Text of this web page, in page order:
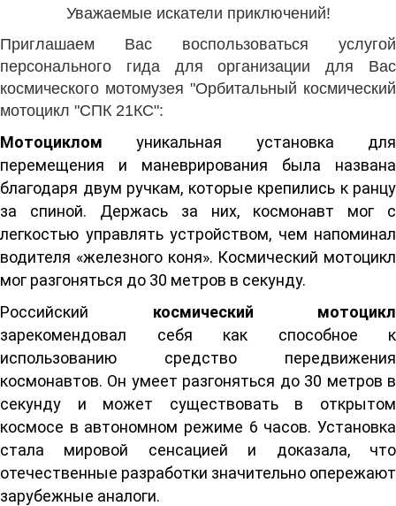
Уважаемые искатели приключений!
Приглашаем Вас воспользоваться услугой
персонального гида для организации для Вас
космического мотомузея "Орбитальный космический
мотоцикл "СПК 21КС":
Мотоциклом уникальная установка для
перемещения и маневрирования была названа
благодаря двум ручкам, которые крепились к ранцу
за спиной. Держась за них, космонавт мог с
легкостью управлять устройством, чем напоминал
водителя «железного коня». Космический мотоцикл
мог разгоняться до 30 метров в секунду.
Российский космический мотоцикл
зарекомендовал себя как способное к
использованию средство передвижения
космонавтов. Он умеет разгоняться до 30 метров в
секунду и может существовать в открытом
космосе в автономном режиме 6 часов. Установка
стала мировой сенсацией и доказала, что
отечественные разработки значительно опережают
зарубежные аналоги.